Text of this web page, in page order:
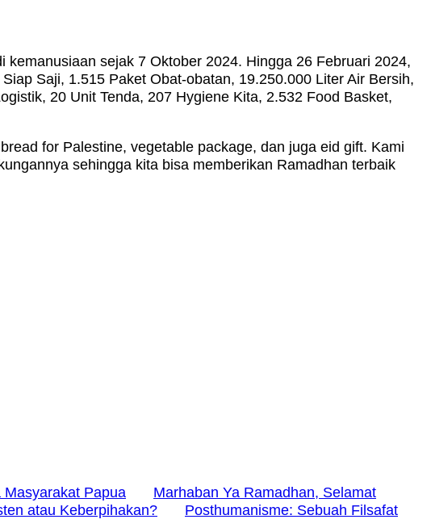
sejak 7 Oktober 2024. Hingga 26 Februari 2024,
Saji, 1.515 Paket Obat-obatan, 19.250.000 Liter Air Bersih,
20 Unit Tenda, 207 Hygiene Kita, 2.532 Food Basket,
for Palestine, vegetable package, dan juga eid gift. Kami
sehingga kita bisa memberikan Ramadhan terbaik
Papua
Marhaban Ya Ramadhan, Selamat
atau Keberpihakan?
Posthumanisme: Sebuah Filsafat